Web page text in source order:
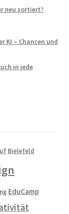
neu sortiert?
KI – Chancen und
in jede
Bielefeld
EduCamp